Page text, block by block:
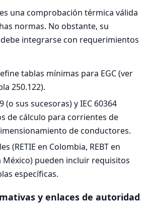
una comprobación térmica válida
normas. No obstante, su
integrarse con requerimientos
tablas mínimas para EGC (ver
250.122).
(o sus sucesoras) y IEC 60364
de cálculo para corrientes de
de conductores.
(RETIE en Colombia, REBT en
México) pueden incluir requisitos
específicas.
y enlaces de autoridad